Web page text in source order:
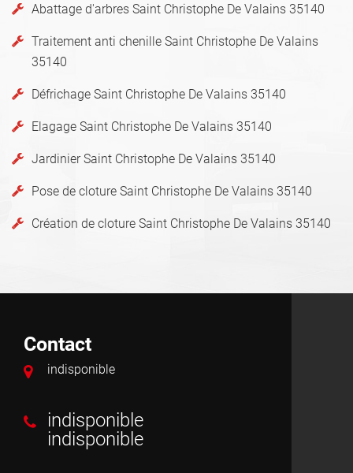
Abattage d'arbres Saint Christophe De Valains 35140
Traitement anti chenille Saint Christophe De Valains
35140
Défrichage Saint Christophe De Valains 35140
Elagage Saint Christophe De Valains 35140
Jardinier Saint Christophe De Valains 35140
Pose de cloture Saint Christophe De Valains 35140
Création de cloture Saint Christophe De Valains 35140
Contact
indisponible
indisponible
indisponible